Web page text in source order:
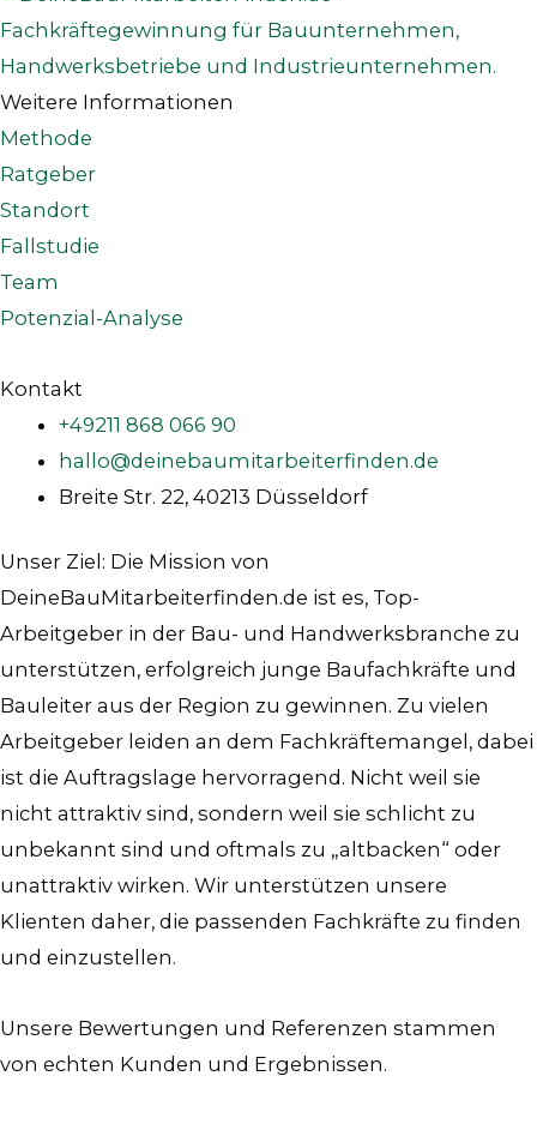
Weitere Informationen
Methode
Ratgeber
Standort
Fallstudie
Team
Potenzial-Analyse
Kontakt
+49211 868 066 90
hallo@deinebaumitarbeiterfinden.de
Breite Str. 22, 40213 Düsseldorf
Unser Ziel: Die Mission von
DeineBauMitarbeiterfinden.de ist es, Top-
Arbeitgeber in der Bau- und Handwerksbranche zu
unterstützen, erfolgreich junge Baufachkräfte und
Bauleiter aus der Region zu gewinnen. Zu vielen
Arbeitgeber leiden an dem Fachkräftemangel, dabei
ist die Auftragslage hervorragend. Nicht weil sie
nicht attraktiv sind, sondern weil sie schlicht zu
unbekannt sind und oftmals zu „altbacken“ oder
unattraktiv wirken. Wir unterstützen unsere
Klienten daher, die passenden Fachkräfte zu finden
und einzustellen.
Unsere Bewertungen und Referenzen stammen
von echten Kunden und Ergebnissen.